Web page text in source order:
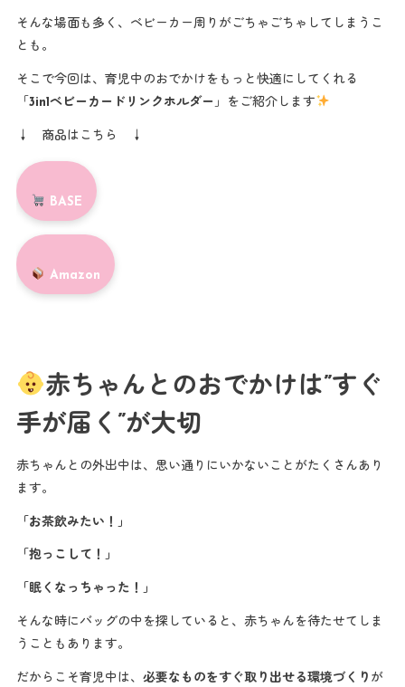
そんな場面も多く、ベビーカー周りがごちゃごちゃしてしまうこ
とも。
そこで今回は、育児中のおでかけをもっと快適にしてくれる
「 3in1ベビーカードリンクホルダー 」をご紹介します
↓ 商品はこちら ↓
BASE
Amazon
赤ちゃんとのおでかけは”すぐ
手が届く”が大切
赤ちゃんとの外出中は、思い通りにいかないことがたくさんあり
ます。
「お茶飲みたい！」
「抱っこして！」
「眠くなっちゃった！」
そんな時にバッグの中を探していると、赤ちゃんを待たせてしま
うこともあります。
だからこそ育児中は、 必要なものをすぐ取り出せる環境づくり が